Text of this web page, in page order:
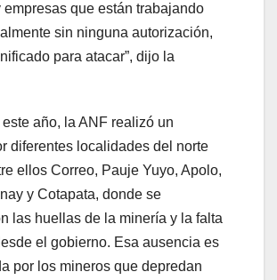
empresas que están trabajando
sin ninguna autorización,
para atacar”, dijo la
año, la ANF realizó un
diferentes localidades del norte
ellos Correo, Pauje Yuyo, Apolo,
y Cotapata, donde se
las huellas de la minería y la falta
el gobierno. Esa ausencia es
por los mineros que depredan